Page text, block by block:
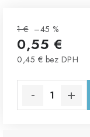
1 € –45 %
0,55 €
0,45 € bez DPH